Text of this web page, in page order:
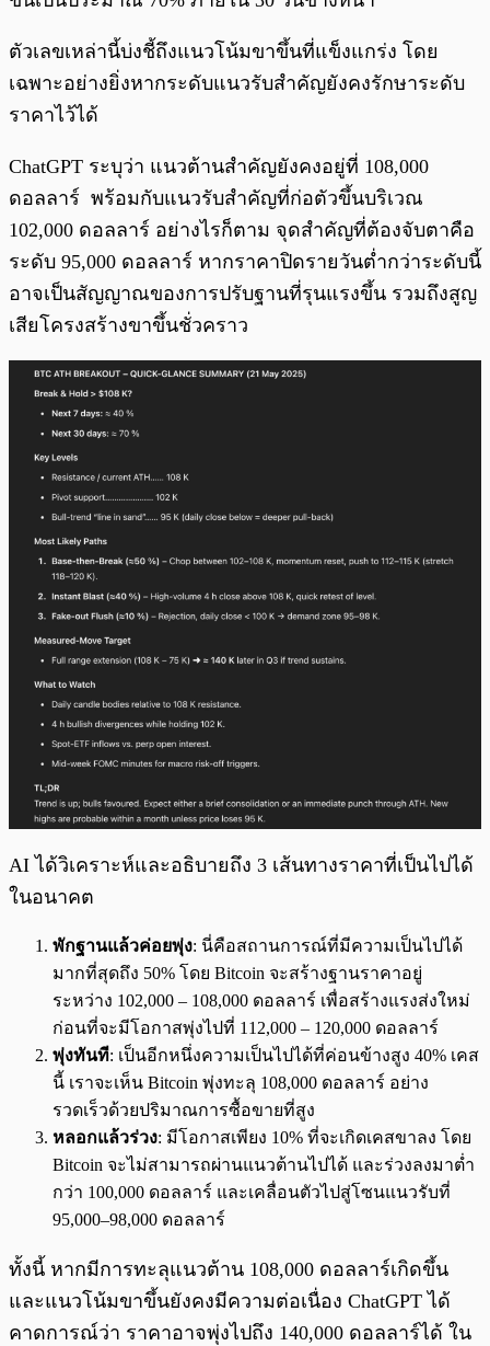
ตัวเลขเหล่านี้บ่งชี้ถึงแนวโน้มขาขึ้นที่แข็งแกร่ง โดย
เฉพาะอย่างยิ่งหากระดับแนวรับสำคัญยังคงรักษาระดับ
ราคาไว้ได้
ChatGPT ระบุว่า แนวต้านสำคัญยังคงอยู่ที่ 108,000
ดอลลาร์ พร้อมกับแนวรับสำคัญที่ก่อตัวขึ้นบริเวณ
102,000 ดอลลาร์ อย่างไรก็ตาม จุดสำคัญที่ต้องจับตาคือ
ระดับ 95,000 ดอลลาร์ หากราคาปิดรายวันต่ำกว่าระดับนี้
อาจเป็นสัญญาณของการปรับฐานที่รุนแรงขึ้น รวมถึงสูญ
เสียโครงสร้างขาขึ้นชั่วคราว
AI ได้วิเคราะห์และอธิบายถึง 3 เส้นทางราคาที่เป็นไปได้
ในอนาคต
พักฐานแล้วค่อยพุ่ง: นี่คือสถานการณ์ที่มีความเป็นไปได้
มากที่สุดถึง 50% โดย Bitcoin จะสร้างฐานราคาอยู่
ระหว่าง 102,000 – 108,000 ดอลลาร์ เพื่อสร้างแรงส่งใหม่
ก่อนที่จะมีโอกาสพุ่งไปที่ 112,000 – 120,000 ดอลลาร์
พุ่งทันที: เป็นอีกหนึ่งความเป็นไปได้ที่ค่อนข้างสูง 40% เคส
นี้ เราจะเห็น Bitcoin พุ่งทะลุ 108,000 ดอลลาร์ อย่าง
รวดเร็วด้วยปริมาณการซื้อขายที่สูง
หลอกแล้วร่วง: มีโอกาสเพียง 10% ที่จะเกิดเคสขาลง โดย
Bitcoin จะไม่สามารถผ่านแนวต้านไปได้ และร่วงลงมาต่ำ
กว่า 100,000 ดอลลาร์ และเคลื่อนตัวไปสู่โซนแนวรับที่
95,000–98,000 ดอลลาร์
ทั้งนี้ หากมีการทะลุแนวต้าน 108,000 ดอลลาร์เกิดขึ้น
และแนวโน้มขาขึ้นยังคงมีความต่อเนื่อง ChatGPT ได้
คาดการณ์ว่า ราคาอาจพุ่งไปถึง 140,000 ดอลลาร์ได้ ใน